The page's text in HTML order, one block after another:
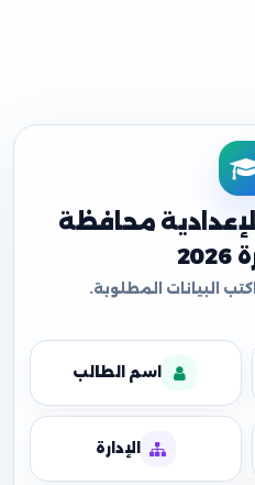
محافظة
اسم الطالب
الإدارة